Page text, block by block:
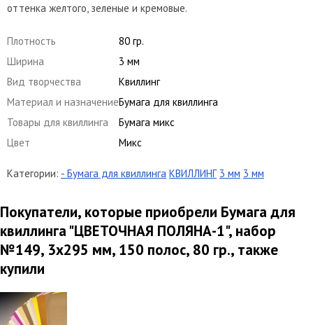
оттенка желтого, зеленые и кремовые.
Плотность
80 гр.
Ширина
3 мм
Вид творчества
Квиллинг
Материал и назначениеБумага для квиллинга
Товары для квиллинга
Бумага микс
Цвет
Микс
Категории: - Бумага для квиллинга КВИЛЛИНГ 3 мм 3 мм
Покупатели, которые приобрели Бумага для
квиллинга "ЦВЕТОЧНАЯ ПОЛЯНА-1", набор
№149, 3х295 мм, 150 полос, 80 гр., также
купили